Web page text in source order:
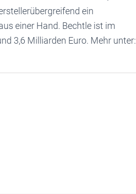
ein
einer Hand. Bechtle ist im
3,6 Milliarden Euro. Mehr unter: